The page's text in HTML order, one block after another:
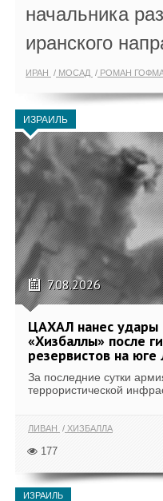
начальника
иранского
ИРАН МОСАД РОМАН
ИЗРАИЛЬ
7.08.2026
ЦАХАЛ нанес удары
«Хизбаллы» после
резервистов на юге
За последние сутки
террористической
ЛИВАН ХИЗБАЛЛА
177
ИЗРАИЛЬ